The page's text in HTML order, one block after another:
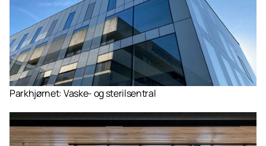
Parkhjørnet: Vaske- og sterilsentral